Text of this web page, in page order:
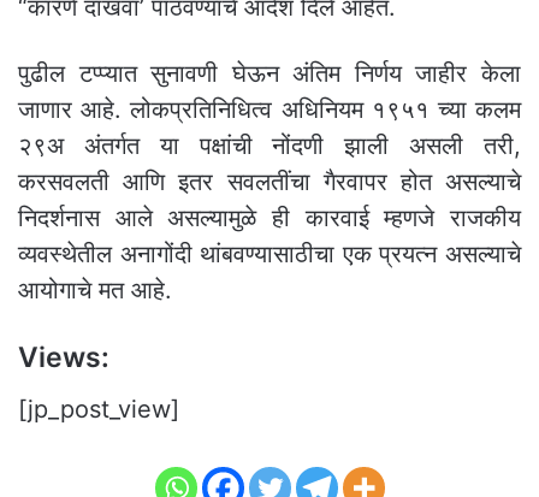
“कारणे दाखवा’ पाठवण्याचे आदेश दिले आहेत.
पुढील टप्प्यात सुनावणी घेऊन अंतिम निर्णय जाहीर केला
जाणार आहे. लोकप्रतिनिधित्व अधिनियम १९५१ च्या कलम
२९अ अंतर्गत या पक्षांची नोंदणी झाली असली तरी,
करसवलती आणि इतर सवलतींचा गैरवापर होत असल्याचे
निदर्शनास आले असल्यामुळे ही कारवाई म्हणजे राजकीय
व्यवस्थेतील अनागोंदी थांबवण्यासाठीचा एक प्रयत्न असल्याचे
आयोगाचे मत आहे.
Views:
[jp_post_view]